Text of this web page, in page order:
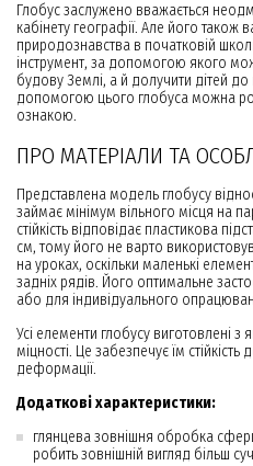
Глобус заслужено вважається
кабінету географії. Але його також
природознавства в початковій
інструмент, за допомогою якого
будову Землі, а й долучити дітей
допомогою цього глобуса можна
ознакою.
ПРО МАТЕРІАЛИ ТА
Представлена модель глобусу
займає мінімум вільного місця на
стійкість відповідає пластикова
см, тому його не варто
на уроках, оскільки маленькі
задніх рядів. Його оптимальне
або для індивідуального
Усі елементи глобусу виготовлені з
міцності. Це забезпечує їм
деформації.
Додаткові характеристики:
глянцева зовнішня обробка
робить зовнішній вигляд більш